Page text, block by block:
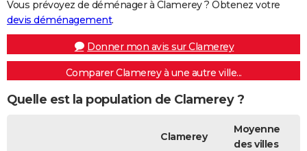
Vous prévoyez de déménager à Clamerey ? Obtenez votre
devis déménagement.
Donner mon avis sur Clamerey
Comparer Clamerey à une autre ville...
Quelle est la population de Clamerey ?
Clamerey
Moyenne
des villes